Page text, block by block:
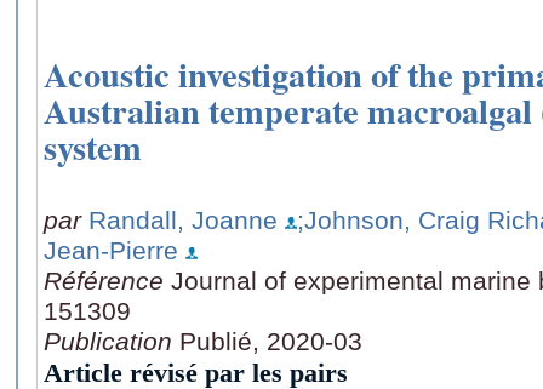
Acoustic investigation of the
Australian temperate
system
par Randall, Joanne
;Johnson, Craig
Jean-Pierre
Référence Journal of experimental marine
151309
Publication Publié, 2020-03
Article révisé par les pairs